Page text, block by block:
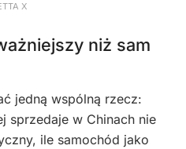
X
niż sam
jedną wspólną rzecz:
sprzedaje w Chinach nie
ile samochód jako